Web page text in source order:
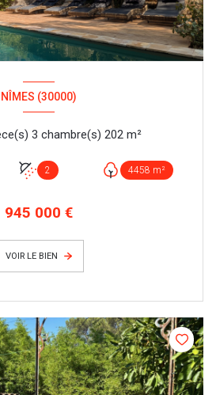
NÎMES (30000)
Maison 4 pièce(s) 3 chambre(s) 202 m²
2 4458 m²
945 000 €
VOIR LE BIEN